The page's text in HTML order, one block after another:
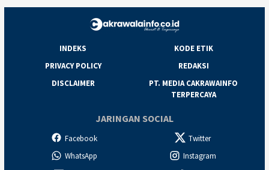
INDEKS
KODE ETIK
PRIVACY POLICY
REDAKSI
DISCLAIMER
PT. MEDIA CAKRAWAINFO
TERPERCAYA
JARINGAN SOCIAL
Facebook
Twitter
WhatsApp
Instagram